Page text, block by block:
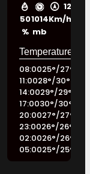
50
%
1014
mb
12
Km/h
08:0025°/27°
11:0028°/30°
14:0029°/29°
17:0030°/30°
20:0027°/27°
23:0026°/26°
02:0026°/26°
05:0025°/25°